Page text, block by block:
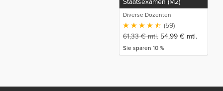
Staatsexamen (M2)
Diverse Dozenten
(59)
61,33€mtl. 54,99 € mtl.
Sie sparen 10 %